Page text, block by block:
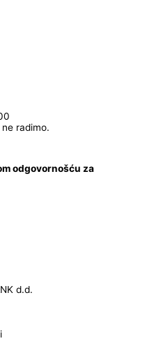
radimo.
odgovornošću za
d.d.